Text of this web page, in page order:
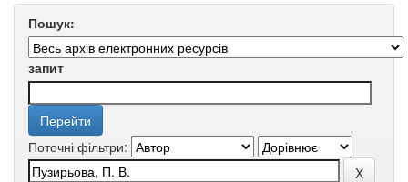
Пошук:
запит
Поточні фільтри: